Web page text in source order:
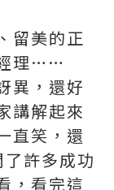
留美的正
理……
異，還好
講解起來
直笑，還
許多成功
，看完這